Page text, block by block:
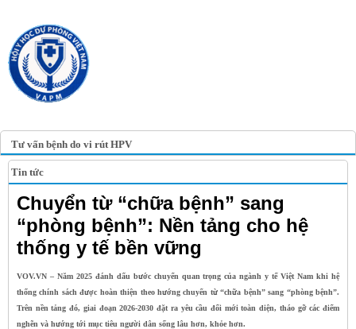
Tư vấn bệnh do vi rút HPV
Tin tức
Chuyển từ “chữa bệnh” sang
“phòng bệnh”: Nền tảng cho hệ
thống y tế bền vững
VOV.VN – Năm 2025 đánh dấu bước chuyển quan trọng của ngành y tế Việt Nam khi hệ
thống chính sách được hoàn thiện theo hướng chuyển từ “chữa bệnh” sang “phòng bệnh”.
Trên nền tảng đó, giai đoạn 2026-2030 đặt ra yêu cầu đổi mới toàn diện, tháo gỡ các điểm
nghẽn và hướng tới mục tiêu người dân sống lâu hơn, khỏe hơn.